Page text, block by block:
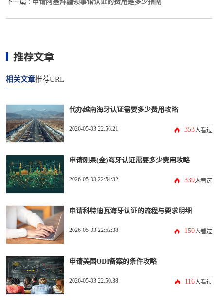
下一篇 :
推荐文章
相关文章推荐URL
代办越南海牙认证需要多少费用攻略
2026-05-03 22:56:21 353人看过
申请刚果(金)海牙认证需要多少费用攻略
2026-05-03 22:54:32 339人看过
申请科特迪瓦海牙认证的流程与要求明细
2026-05-03 22:52:38 150人看过
申请美国ODI备案的条件攻略
2026-05-03 22:50:38 116人看过